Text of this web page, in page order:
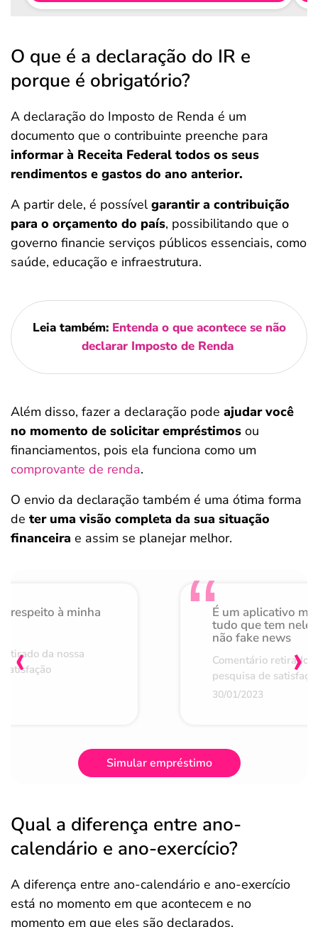
O que é a declaração do IR e
porque é obrigatório?
A declaração do Imposto de Renda é um
documento que o contribuinte preenche para
informar à Receita Federal todos os seus
rendimentos e gastos do ano anterior.
A partir dele, é possívelgarantir a contribuição
para o orçamento do país, possibilitando que o
governo financie serviços públicos essenciais, como
saúde, educação e infraestrutura.
Leia também: Entenda o que acontece se não
declarar Imposto de Renda
Além disso, fazer a declaração pode ajudar você
no momento de solicitar empréstimos ou
financiamentos, pois ela funciona como um
comprovante de renda.
O envio da declaração também é uma ótima forma
de ter uma visão completa da sua situação
financeira e assim se planejar melhor.
respeito à minha
da nossa
É um aplicativo
tudo que tem nele
não fake news
Comentário retirado
pesquisa de
30/01/2023
‹ ›
Simular empréstimo
Qual a diferença entre ano-
calendário e ano-exercício?
A diferença entre ano-calendário e ano-exercício
está no momento em que acontecem e no
momento em que eles são declarados.